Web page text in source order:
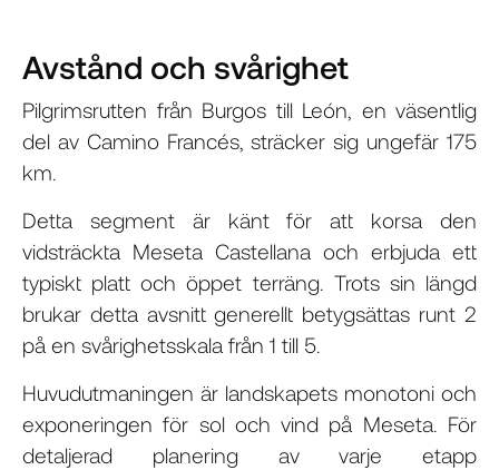
Avstånd och svårighet
Pilgrimsrutten från Burgos till León, en väsentlig
del av Camino Francés, sträcker sig ungefär 175
km.
Detta segment är känt för att korsa den
vidsträckta Meseta Castellana och erbjuda ett
typiskt platt och öppet terräng. Trots sin längd
brukar detta avsnitt generellt betygsättas runt 2
på en svårighetsskala från 1 till 5.
Huvudutmaningen är landskapets monotoni och
exponeringen för sol och vind på Meseta. För
detaljerad planering av varje etapp